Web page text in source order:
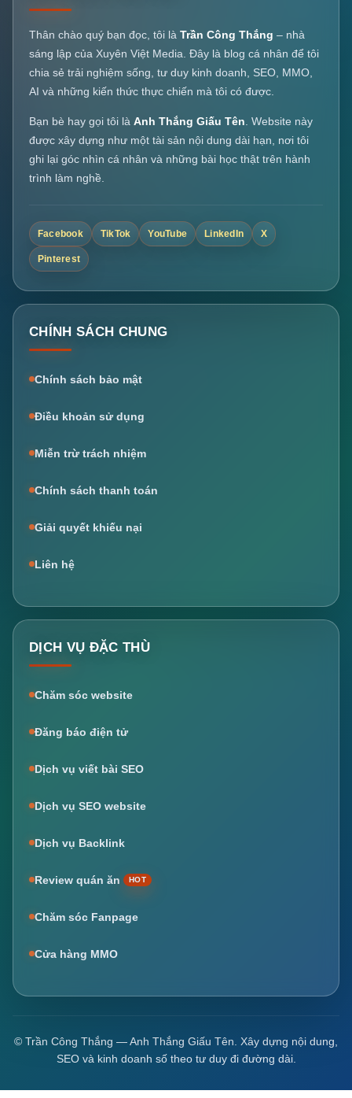
Thân chào quý bạn đọc, tôi là Trần Công Thắng – nhà
sáng lập của Xuyên Việt Media. Đây là blog cá nhân để tôi
chia sẻ trải nghiệm sống, tư duy kinh doanh, SEO, MMO,
AI và những kiến thức thực chiến mà tôi có được.
Bạn bè hay gọi tôi là Anh Thắng Giấu Tên . Website này
được xây dựng như một tài sản nội dung dài hạn, nơi tôi
ghi lại góc nhìn cá nhân và những bài học thật trên hành
trình làm nghề.
Facebook TikTok YouTube LinkedIn X
Pinterest
CHÍNH SÁCH CHUNG
Chính sách bảo mật
Điều khoản sử dụng
Miễn trừ trách nhiệm
Chính sách thanh toán
Giải quyết khiếu nại
Liên hệ
DỊCH VỤ ĐẶC THÙ
Chăm sóc website
Đăng báo điện tử
Dịch vụ viết bài SEO
Dịch vụ SEO website
Dịch vụ Backlink
Review quán ăn HOT
Chăm sóc Fanpage
Cửa hàng MMO
© Trần Công Thắng — Anh Thắng Giấu Tên. Xây dựng nội dung,
SEO và kinh doanh số theo tư duy đi đường dài.